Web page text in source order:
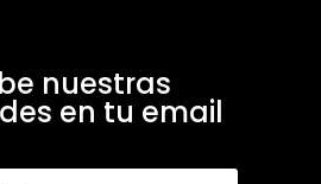
nuestras
en tu email